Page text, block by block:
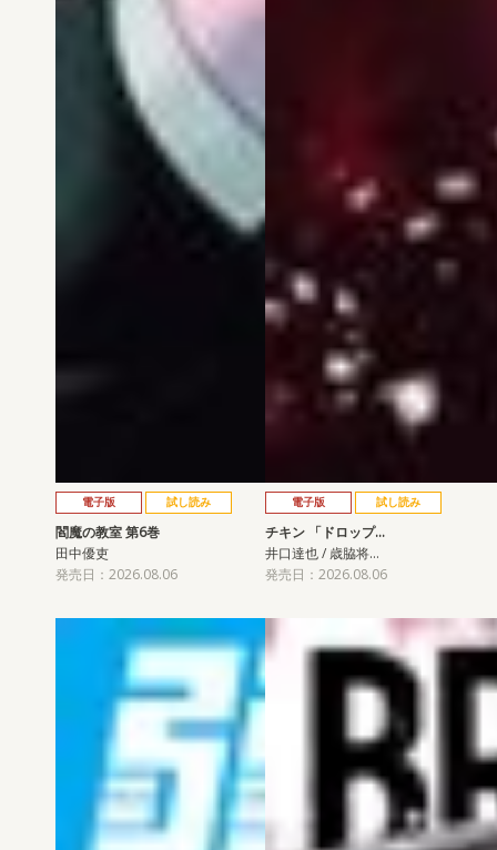
電子版 試し読み
閻魔の教室 第6巻
田中優吏
発売日：2026.08.06
電子版 試し読み
チキン 「ドロップ…
井口達也 / 歳脇将…
発売日：2026.08.06